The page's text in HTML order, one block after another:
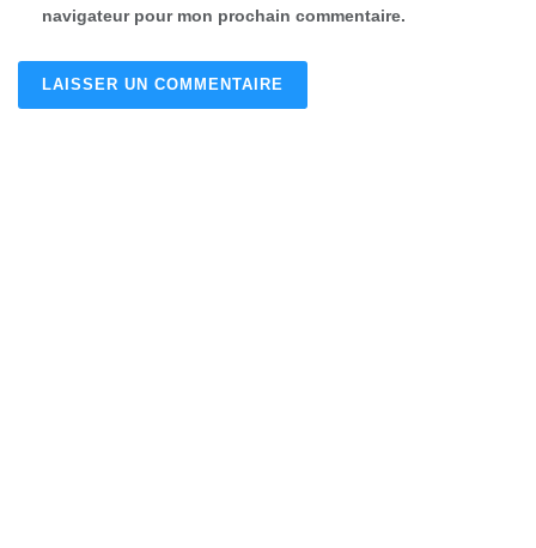
navigateur pour mon prochain commentaire.